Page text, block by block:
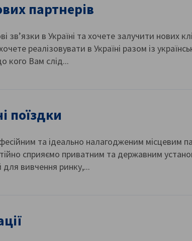
партнерів
зв’язки в Україні та хочете залучити нових
реалізовувати в Україні разом із
кого Вам слід...
поїздки
та ідеально налагодженим місцевим
сприяємо приватним та державним
для вивчення ринку,...